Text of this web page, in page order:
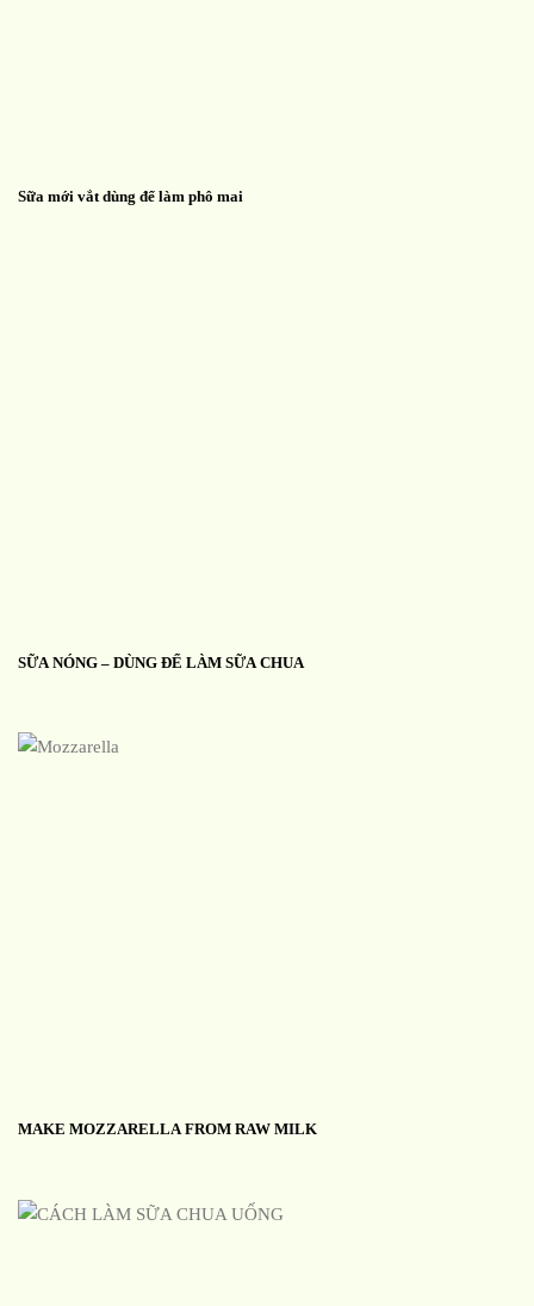
Sữa mới vắt dùng để làm phô mai
SỮA NÓNG – DÙNG ĐỂ LÀM SỮA CHUA
MAKE MOZZARELLA FROM RAW MILK